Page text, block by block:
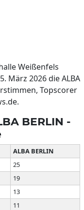
Weißenfels
März 2026 die ALBA
Topscorer
BERLIN -
ALBA BERLIN
25
19
13
11